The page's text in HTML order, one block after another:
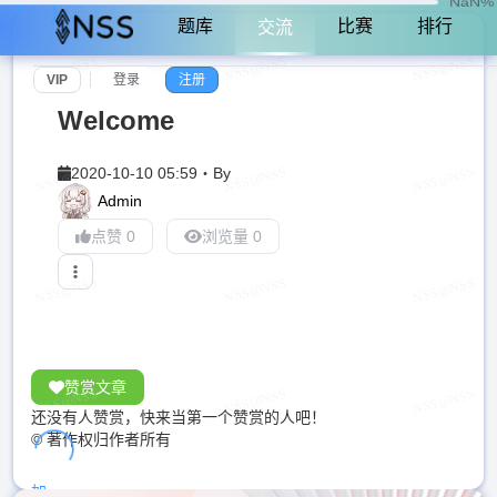
题库 交流 比赛 排行
VIP 登录 注册
Welcome
2020-10-10 05:59 ・ By
Admin
点赞 0
浏览量 0
赞赏文章
还没有人赞赏，快来当第一个赞赏的人吧！
© 著作权归作者所有
加